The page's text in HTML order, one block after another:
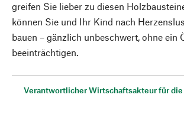
greifen Sie lieber zu diesen
können Sie und Ihr Kind nach
bauen – gänzlich unbeschwert, ohne ein
beeinträchtigen.
Verantwortlicher Wirtschaftsakteur für die